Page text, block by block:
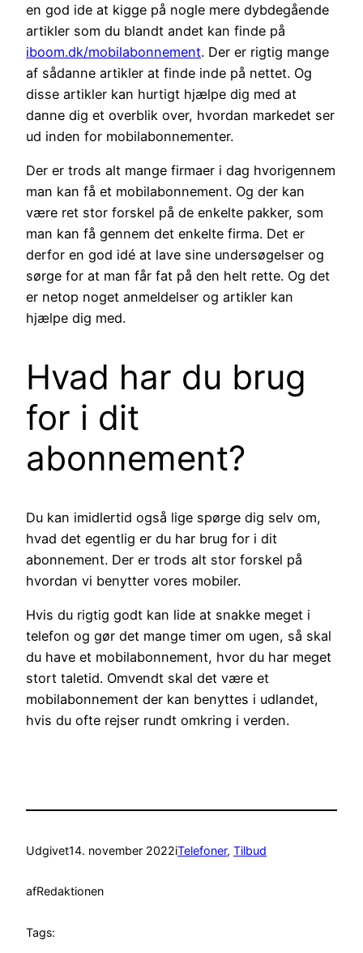
en god ide at kigge på nogle mere dybdegående
artikler som du blandt andet kan finde på
iboom.dk/mobilabonnement. Der er rigtig mange
af sådanne artikler at finde inde på nettet. Og
disse artikler kan hurtigt hjælpe dig med at
danne dig et overblik over, hvordan markedet ser
ud inden for mobilabonnementer.
Der er trods alt mange firmaer i dag hvorigennem
man kan få et mobilabonnement. Og der kan
være ret stor forskel på de enkelte pakker, som
man kan få gennem det enkelte firma. Det er
derfor en god idé at lave sine undersøgelser og
sørge for at man får fat på den helt rette. Og det
er netop noget anmeldelser og artikler kan
hjælpe dig med.
Hvad har du brug
for i dit
abonnement?
Du kan imidlertid også lige spørge dig selv om,
hvad det egentlig er du har brug for i dit
abonnement. Der er trods alt stor forskel på
hvordan vi benytter vores mobiler.
Hvis du rigtig godt kan lide at snakke meget i
telefon og gør det mange timer om ugen, så skal
du have et mobilabonnement, hvor du har meget
stort taletid. Omvendt skal det være et
mobilabonnement der kan benyttes i udlandet,
hvis du ofte rejser rundt omkring i verden.
Udgivet14. november 2022iTelefoner, Tilbud
afRedaktionen
Tags: